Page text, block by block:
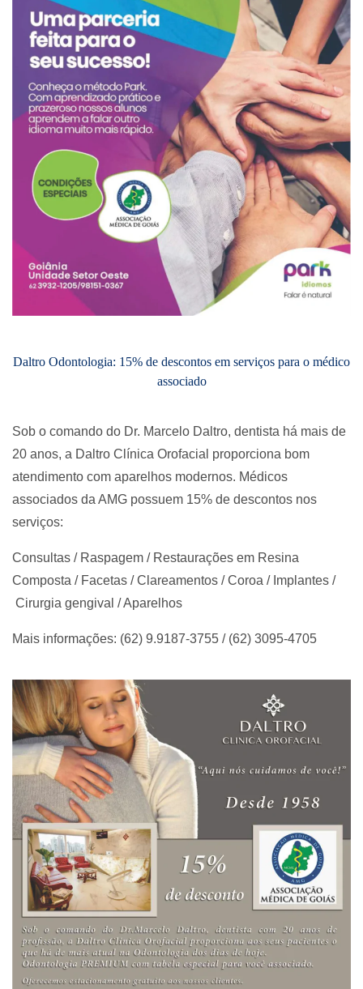
Daltro Odontologia: 15% de descontos em serviços para o médico
associado
Sob o comando do Dr. Marcelo Daltro, dentista há mais de
20 anos, a Daltro Clínica Orofacial proporciona bom
atendimento com aparelhos modernos. Médicos
associados da AMG possuem 15% de descontos nos
serviços:
Consultas / Raspagem / Restaurações em Resina
Composta / Facetas / Clareamentos / Coroa / Implantes /
Cirurgia gengival / Aparelhos
Mais informações: (62) 9.9187-3755 / (62) 3095-4705